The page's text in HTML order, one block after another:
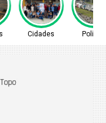
Cidades Política